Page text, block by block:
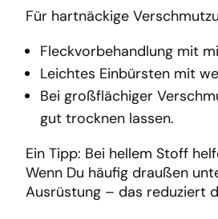
Für hartnäckige
Fleckvorbehandlung mit
Leichtes Einbürsten mit
Bei großflächiger
gut trocknen lassen.
Ein Tipp: Bei hellem Stoff
Wenn Du häufig draußen
Ausrüstung – das reduziert